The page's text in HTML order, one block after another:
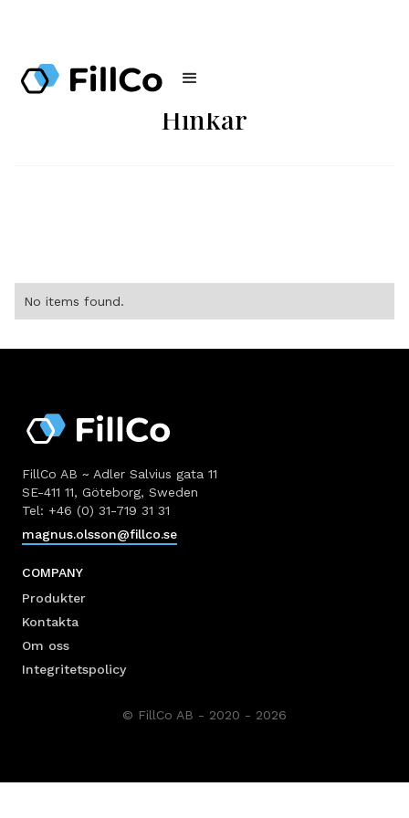
Hinkar
No items found.
FillCo AB ~ Adler Salvius gata 11
SE-411 11, Göteborg, Sweden
Tel: +46 (0) 31-719 31 31
magnus.olsson@fillco.se
COMPANY
Produkter
Kontakta
Om oss
Integritetspolicy
© FillCo AB - 2020 - 2026